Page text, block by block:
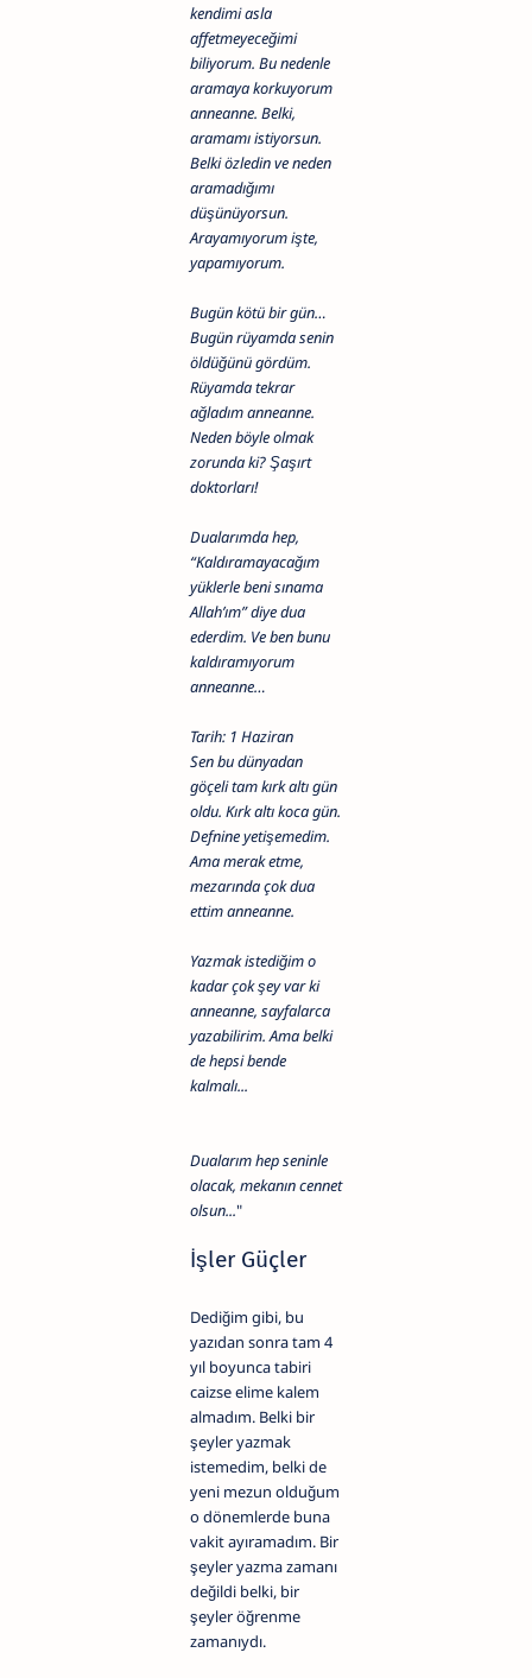
kendimi asla
affetmeyeceğimi
biliyorum. Bu nedenle
aramaya korkuyorum
anneanne. Belki,
aramamı istiyorsun.
Belki özledin ve neden
aramadığımı
düşünüyorsun.
Arayamıyorum işte,
yapamıyorum.
Bugün kötü bir gün…
Bugün rüyamda senin
öldüğünü gördüm.
Rüyamda tekrar
ağladım anneanne.
Neden böyle olmak
zorunda ki? Şaşırt
doktorları!
Dualarımda hep,
“Kaldıramayacağım
yüklerle beni sınama
Allah’ım” diye dua
ederdim. Ve ben bunu
kaldıramıyorum
anneanne…
Tarih: 1 Haziran
Sen bu dünyadan
göçeli tam kırk altı gün
oldu. Kırk altı koca gün.
Defnine yetişemedim.
Ama merak etme,
mezarında çok dua
ettim anneanne.
Yazmak istediğim o
kadar çok şey var ki
anneanne, sayfalarca
yazabilirim. Ama belki
de hepsi bende
kalmalı...
Dualarım hep seninle
olacak, mekanın cennet
olsun..."
İşler Güçler
Dediğim gibi, bu
yazıdan sonra tam 4
yıl boyunca tabiri
caizse elime kalem
almadım. Belki bir
şeyler yazmak
istemedim, belki de
yeni mezun olduğum
o dönemlerde buna
vakit ayıramadım. Bir
şeyler yazma zamanı
değildi belki, bir
şeyler öğrenme
zamanıydı.